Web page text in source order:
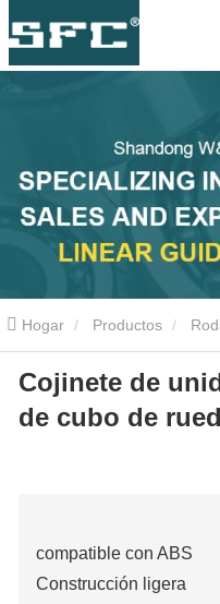
Hogar Productos
Cojinete de unidad de
Cojinete de
de cubo de
compatible con ABS
Construcción ligera